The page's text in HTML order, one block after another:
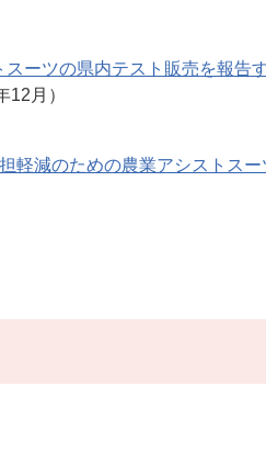
ーツの県内テスト販売を報告
12月）
軽減のための農業アシストスー